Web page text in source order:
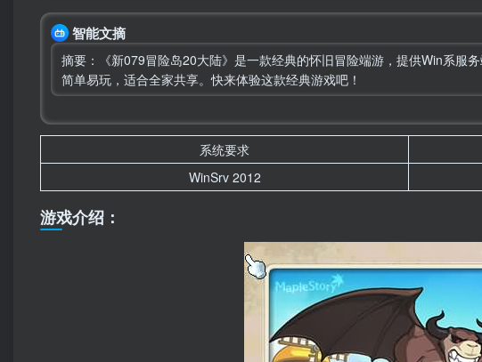
智能文摘
摘要：《新079冒险岛20大陆》是一款经典的怀旧冒险端游，提供Win系服
简单易玩，适合全家共享。快来体验这款经典游戏吧！
系统要求
WinSrv 2012
游戏介绍：